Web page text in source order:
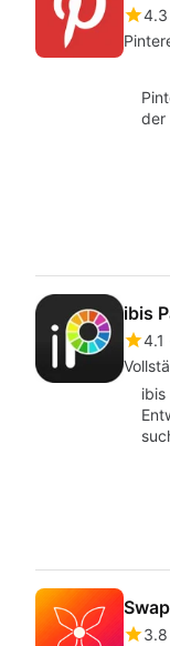
4.3
der
ibis
4.1
ibis
3.8